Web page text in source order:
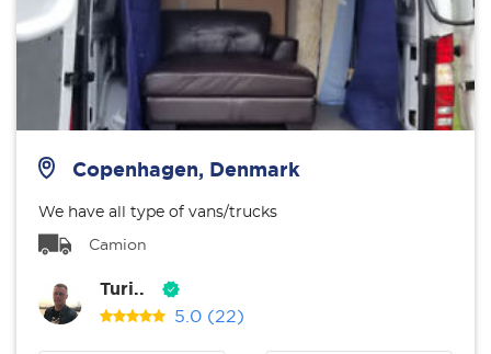
Copenhagen, Denmark
We have all type of vans/trucks
Camion
Turi..
5.0 (22)